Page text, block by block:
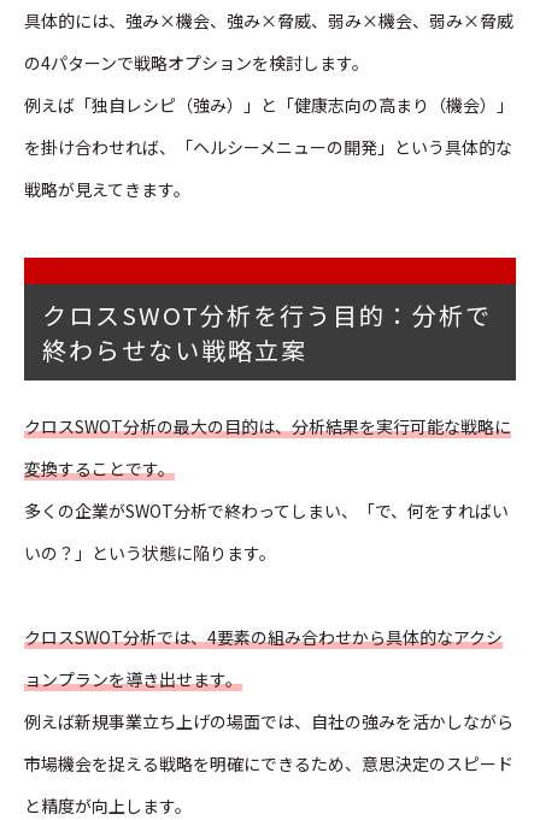
具体的には、強み×機会、強み×脅威、弱み×機会、弱み×脅威
の4パターンで戦略オプションを検討します。
例えば「独自レシピ（強み）」と「健康志向の高まり（機会）」
を掛け合わせれば、「ヘルシーメニューの開発」という具体的な
戦略が見えてきます。
クロスSWOT分析を行う目的：分析で
終わらせない戦略立案
クロスSWOT分析の最大の目的は、分析結果を実行可能な戦略に
変換することです。
多くの企業がSWOT分析で終わってしまい、「で、何をすればい
いの？」という状態に陥ります。
クロスSWOT分析では、4要素の組み合わせから具体的なアクシ
ョンプランを導き出せます。
例えば新規事業立ち上げの場面では、自社の強みを活かしながら
市場機会を捉える戦略を明確にできるため、意思決定のスピード
と精度が向上します。